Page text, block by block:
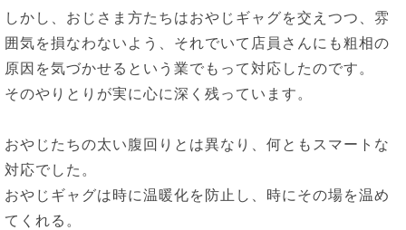
しかし、おじさま方たちはおやじギャグを交えつつ、雰
囲気を損なわないよう、それでいて店員さんにも粗相の
原因を気づかせるという業でもって対応したのです。
そのやりとりが実に心に深く残っています。
おやじたちの太い腹回りとは異なり、何ともスマートな
対応でした。
おやじギャグは時に温暖化を防止し、時にその場を温め
てくれる。